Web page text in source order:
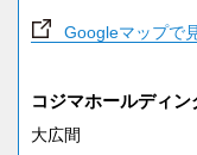
Googleマップで
コジマホールディ
大広間